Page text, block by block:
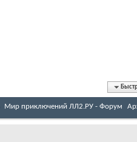
Мир приключений ЛЛ2.РУ - Форум